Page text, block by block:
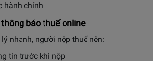
hành chính
báo thuế online
nhanh, người nộp thuế nên:
tin trước khi nộp